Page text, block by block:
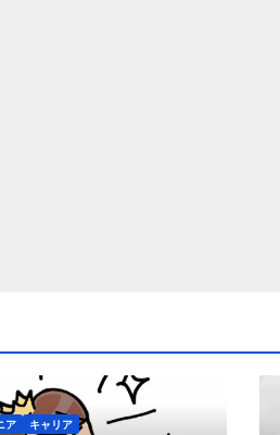
ア キャリア